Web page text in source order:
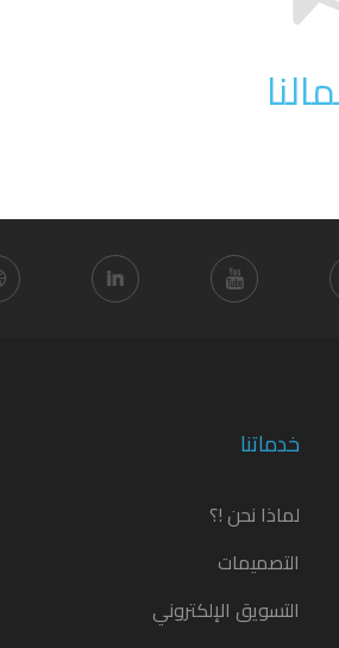
خدماتنا
لماذا نحن !؟
التصميمات
التسويق الإلكتروني